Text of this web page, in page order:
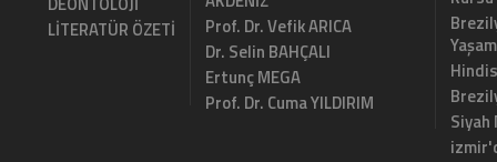
LİTERATÜR ÖZETİ
Prof. Dr. Vefik ARICA
Dr. Selin BAHÇALI
Ertunç MEGA
Prof. Dr. Cuma YILDIRIM
Yaşam